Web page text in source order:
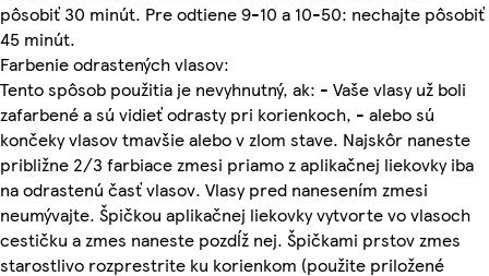
pôsobiť 30 minút. Pre odtiene 9-10 a 10-50: nechajte pôsobiť
45 minút.
Farbenie odrastených vlasov:
Tento spôsob použitia je nevyhnutný, ak: - Vaše vlasy už boli
zafarbené a sú vidieť odrasty pri korienkoch, - alebo sú
končeky vlasov tmavšie alebo v zlom stave. Najskôr naneste
približne 2/3 farbiace zmesi priamo z aplikačnej liekovky iba
na odrastenú časť vlasov. Vlasy pred nanesením zmesi
neumývajte. Špičkou aplikačnej liekovky vytvorte vo vlasoch
cestičku a zmes naneste pozdĺž nej. Špičkami prstov zmes
starostlivo rozprestrite ku korienkom (použite priložené